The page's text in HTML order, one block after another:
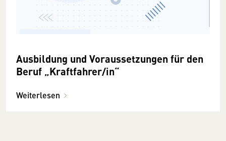
Ausbildung und Voraussetzungen für den
Beruf „Kraftfahrer/in“
Weiterlesen